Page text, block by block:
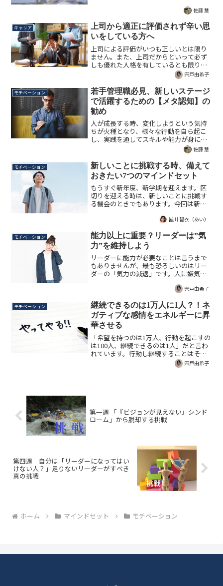
え方は現実的には無理があると言わざる
記事。
佐藤 慧
キャリア
上司から適正に評価されず辛い思
いをしている方へ
上司による評価がいつも正しいとは限り
ません。また、上司だからといって必ず
しも優れた人格を有しているとも限りま
せん。現在、上司から適正に評価されな
いことで辛い思いをしている方に、新し
い視点をお届けするための記事です。
宍戸由希子
モチベーション
若手管理職必見、新しいステージ
で活躍するための【メタ認知】の
勧め
人が成長する時、変化しようという気持
ちが火種となり、様々な行動を自ら起こ
し、実践を通してスキルや能力が身につ
き、ビジネスマンとしての知見が深まっ
ていきます。恐らく「リーダーシップに
ついて知りたい」と思われている読者の
皆さんであれば、いずれは...
佐藤 慧
モチベーション
新しいことに挑戦する時、備えて
おきたい7つのマインドセット
もうすぐ新年度、新学期を迎えます。区
切りを迎える時は、新しいことに挑戦す
る機会のときでもあります。今回は新し
のマインドセットについて解説します。
皆川 碧衣（あい）
モチベーション
能力以上に重要？リーダーは”気
力”を維持しよう
リーダーに能力が必要なことは言うまで
もありませんが、最も恐ろしいのはリー
ダーの「気力の減退」です。人に嫌気が
宍戸由希子
モチベーション
継続できるのは1万人に1人？！ネ
ガティブな感情をエネルギーに昇
華させる
「希望を持つのは1万人、行動を起こすの
は100人、継続できるのは1人」だと言わ
れています。行動し継続することはそれ
ほどまでに難しいですが、時に私たちの
心にあるネガティブな感情が、目標達成
宍戸由希子
第一週 「『ビジョンが見えない』シンド
ローム」から脱却する挑戦
第四週 自分は「リーダーになってはい
けない人？」足りないリーダーがすべき
真の挑戦
ホーム マインドセット モチベーション